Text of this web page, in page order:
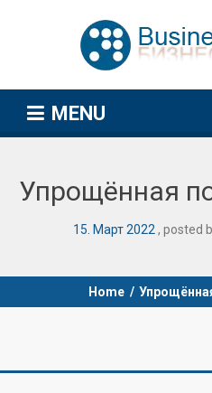
MENU
Упрощённая
15 Март2022 posted
Home /